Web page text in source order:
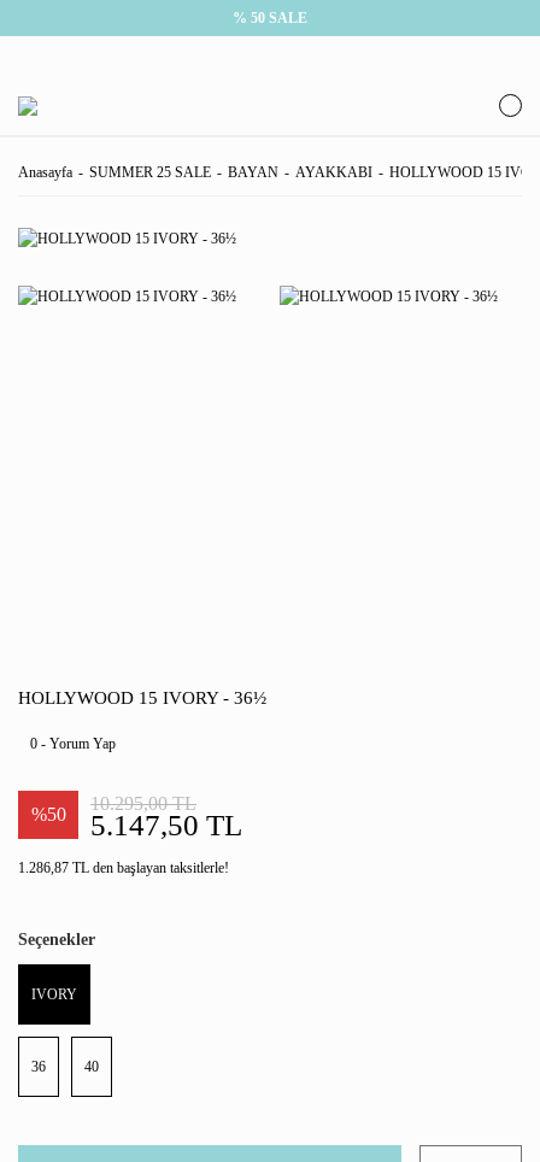
% 50 SALE
Anasayfa SUMMER 25 SALE BAYAN AYAKKABI HOLLYWOOD 15
HOLLYWOOD 15 IVORY - 36½
0 - Yorum Yap
%50 5.147,50 TL
10.295,00 TL
1.286,87 TL den başlayan taksitlerle!
Seçenekler
IVORY
36 40